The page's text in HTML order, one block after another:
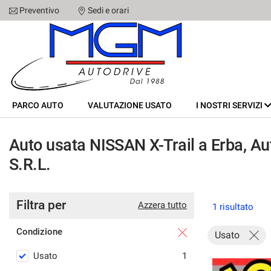
PARCO AUTO
VALUTAZIONE USATO
CHI SIAMO
STAFF
CONTATTI
Preventivo Sedi e orari
PARCO AUTO VALUTAZIONE USATO I NOSTRI SERVIZI
Auto usata NISSAN X-Trail a Erba,
S.R.L.
Azzera tutto
Filtra per
Condizione
Usato 1
1 risultato
Usato
Le
consenso
seguente
pannello
consente
di
esprimere
preferenze
consenso
tecnologie
di